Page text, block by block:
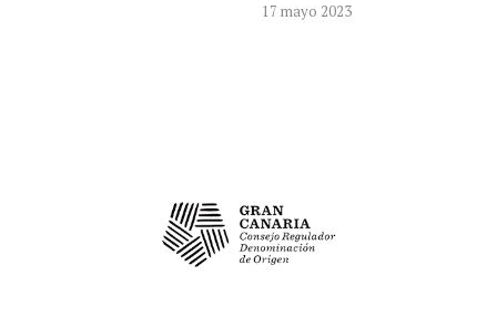
17 mayo 2023